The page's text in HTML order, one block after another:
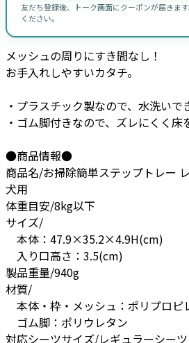
友だち登録後、トーク画面にクーポンが届きま
ください。
メッシュの周りにすき間なし！
お手入れしやすいカタチ。
・プラスチック製なので、水洗いで
・ゴム脚付きなので、ズレにくく床
●商品情報●
商品名/お掃除簡単ステップトレー
犬用
体重目安/8kg以下
サイズ/
本体：47.9×35.2×4.9H(cm)
入り口高さ：3.5(cm)
製品重量/940g
材質/
本体・枠・メッシュ：ポリプロピ
ゴム脚：ポリウレタン
対応シーツサイズ/レギュラーシーツ